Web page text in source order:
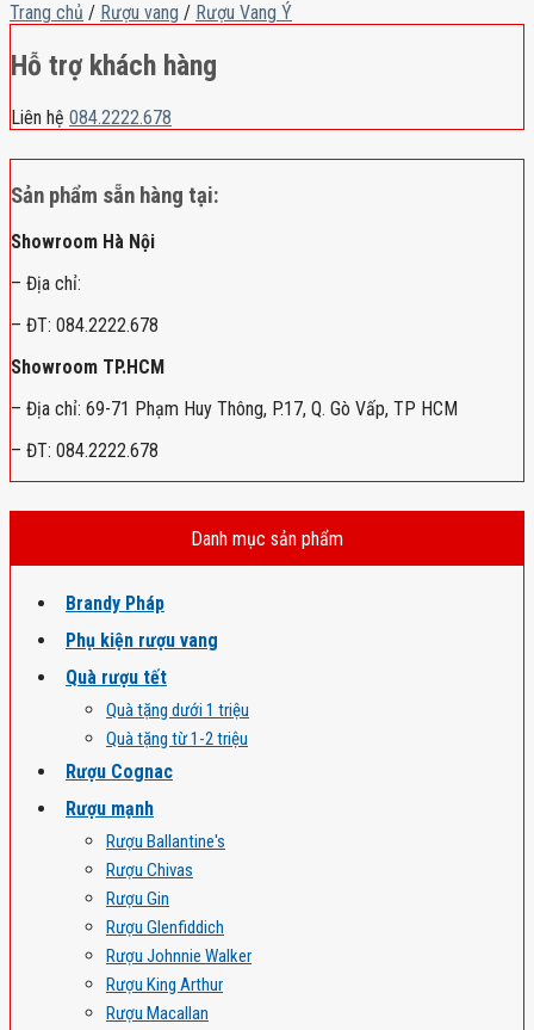
Trang chủ / Rượu vang / Rượu Vang Ý
Hỗ trợ khách hàng
Liên hệ 084.2222.678
Sản phẩm sẵn hàng tại:
Showroom Hà Nội
– Địa chỉ:
– ĐT: 084.2222.678
Showroom TP.HCM
– Địa chỉ: 69-71 Phạm Huy Thông, P.17, Q. Gò Vấp, TP HCM
– ĐT: 084.2222.678
Danh mục sản phẩm
Brandy Pháp
Phụ kiện rượu vang
Quà rượu tết
Quà tặng dưới 1 triệu
Quà tặng từ 1-2 triệu
Rượu Cognac
Rượu mạnh
Rượu Ballantine's
Rượu Chivas
Rượu Gin
Rượu Glenfiddich
Rượu Johnnie Walker
Rượu King Arthur
Rượu Macallan